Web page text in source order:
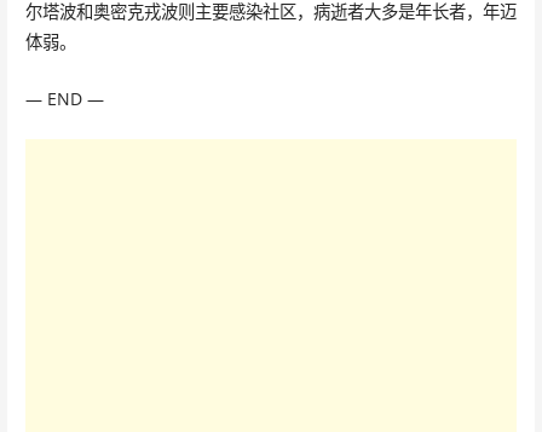
尔塔波和奥密克戎波则主要感染社区，病逝者大多是年长者，年迈
体弱。
— END —